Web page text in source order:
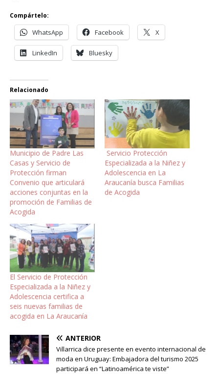
Compártelo:
WhatsApp Facebook X
LinkedIn Bluesky
Relacionado
Municipio de Padre Las
Casas y Servicio de
Protección firman
Convenio que articulará
acciones conjuntas en la
promoción de Familias de
Acogida
Servicio Protección
Especializada a la Niñez y
Adolescencia en La
Araucanía busca Familias
de Acogida
El Servicio de Protección
Especializada a la Niñez y
Adolescencia certifica a
seis nuevas familias de
acogida en La Araucanía
ANTERIOR
Villarrica dice presente en evento internacional de
moda en Uruguay: Embajadora del turismo 2025
participará en “Latinoamérica te viste”